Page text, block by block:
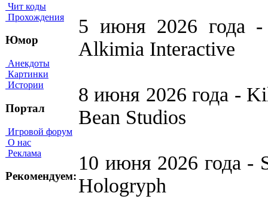
Чит коды
Прохождения
Юмор
Анекдоты
Картинки
Истории
Портал
Игровой форум
О нас
Реклама
Рекомендуем:
5 июня 2026 года
Alkimia Interactive
8 июня 2026 года -
Bean Studios
10 июня 2026 года -
Hologryph